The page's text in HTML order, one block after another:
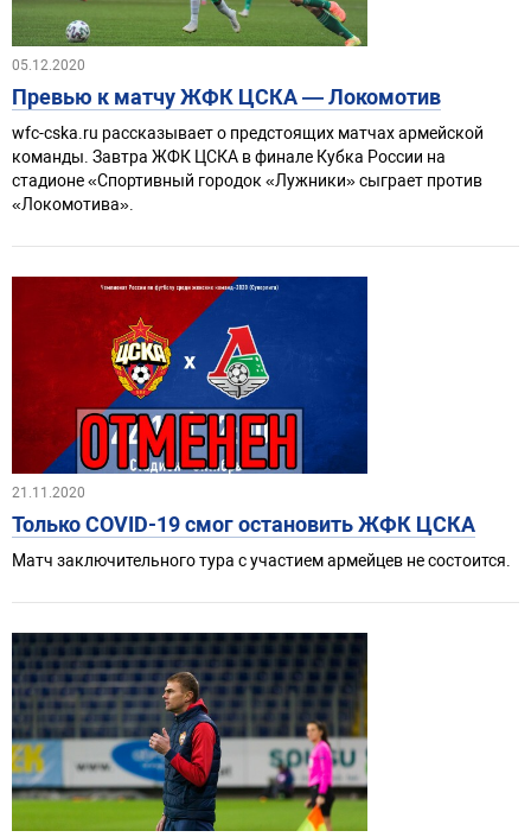
05.12.2020
Превью к матчу ЖФК ЦСКА — Локомотив
wfc-cska.ru рассказывает о предстоящих матчах армейской
команды. Завтра ЖФК ЦСКА в финале Кубка России на
стадионе «Спортивный городок «Лужники» сыграет против
«Локомотива».
21.11.2020
Только COVID-19 смог остановить ЖФК ЦСКА
Матч заключительного тура с участием армейцев не состоится.